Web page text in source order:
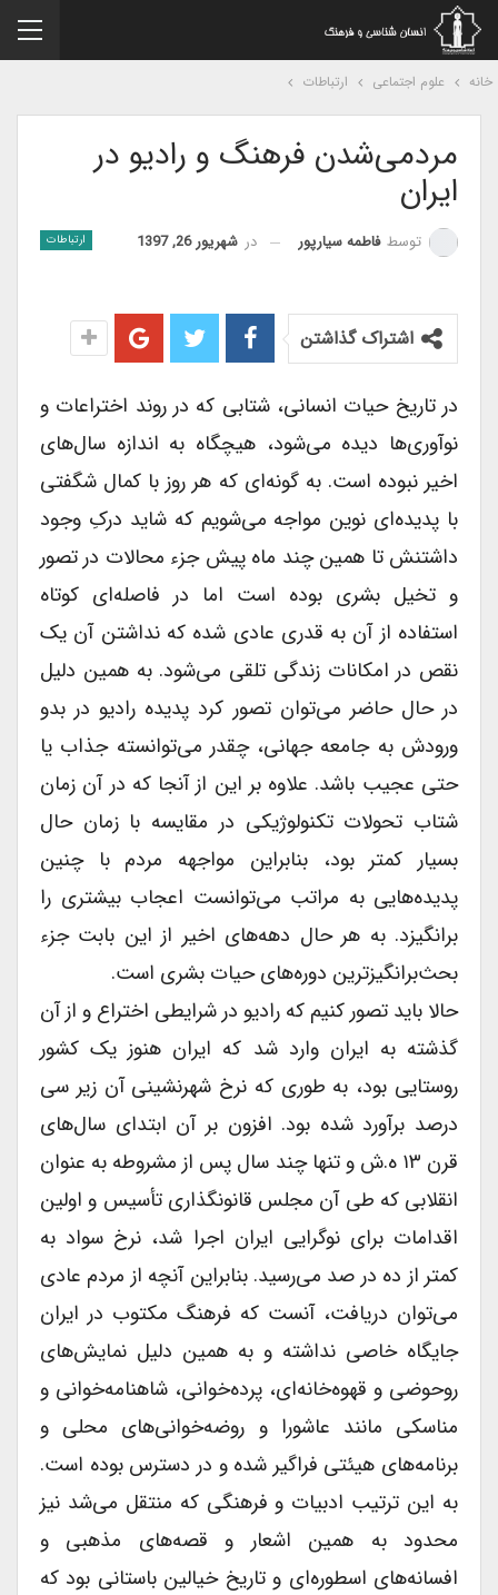
علوم اجتماعی ارتباطات
مردمی‌شدن فرهنگ و رادیو در
ایران
ارتباطات توسطفاطمه سیارپور درشهریور 26, 1397
اشتراک گذاشتن
در تاریخ حیات انسانی، شتابی که در روند اختراعات و
نوآوری‌ها دیده می‌شود، هیچگاه به اندازه سال‌های
اخیر نبوده است. به گونه‌ای که هر روز با کمال شگفتی
با پدیده‌ای نوین مواجه می‌شویم که شاید درکِ وجود
داشتنش تا همین چند ماه پیش جزء محالات در تصور
و تخیل بشری بوده است اما در فاصله‌ای کوتاه
استفاده از آن به قدری عادی شده که نداشتن آن یک
نقص در امکانات زندگی تلقی می‌شود. به همین دلیل
در حال حاضر می‌توان تصور کرد پدیده رادیو در بدو
ورودش به جامعه جهانی، چقدر می‌توانسته جذاب یا
حتی عجیب باشد. علاوه بر این از آنجا که در آن زمان
شتاب تحولات تکنولوژیکی در مقایسه با زمان حال
بسیار کمتر بود، بنابراین مواجهه مردم با چنین
پدیده‌هایی به مراتب می‌توانست اعجاب بیشتری را
برانگیزد. به هر حال دهه‌های اخیر از این بابت جزء
بحث‌برانگیزترین دوره‌های حیات بشری است.
حالا باید تصور کنیم که رادیو در شرایطی اختراع و از آن
گذشته به ایران وارد شد که ایران هنوز یک کشور
روستایی بود، به طوری که نرخ شهرنشینی آن زیر سی
درصد برآورد شده بود. افزون بر آن ابتدای سال‌های
قرن ۱۳ ه.ش و تنها چند سال پس از مشروطه به عنوان
انقلابی که طی آن مجلس قانونگذاری تأسیس و اولین
اقدامات برای نوگرایی ایران اجرا شد، نرخ سواد به
کمتر از ده در صد می‌رسید. بنابراین آنچه از مردم عادی
می‌توان دریافت، آنست که فرهنگ مکتوب در ایران
جایگاه خاصی نداشته و به همین دلیل نمایش‌های
روحوضی و قهوه‌خانه‌ای، پرده‌خوانی، شاهنامه‌خوانی و
مناسکی مانند عاشورا و روضه‌خوانی‌های محلی و
برنامه‌های هیئتی فراگیر شده و در دسترس بوده است.
به این ترتیب ادبیات و فرهنگی که منتقل می‌شد نیز
محدود به همین اشعار و قصه‌های مذهبی و
افسانه‌های اسطوره‌ای و تاریخ خیالین باستانی بود که